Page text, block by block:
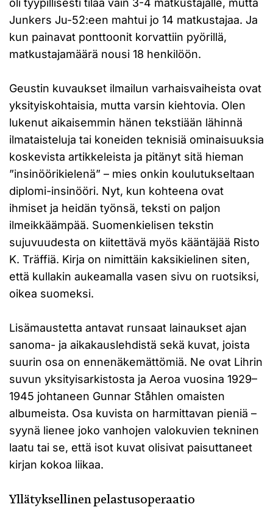
oli tyypillisesti tilaa vain 3-4 matkustajalle, mutta
Junkers Ju-52:een mahtui jo 14 matkustajaa. Ja
kun painavat ponttoonit korvattiin pyörillä,
matkustajamäärä nousi 18 henkilöön.
Geustin kuvaukset ilmailun varhaisvaiheista ovat
yksityiskohtaisia, mutta varsin kiehtovia. Olen
lukenut aikaisemmin hänen tekstiään lähinnä
ilmataisteluja tai koneiden teknisiä ominaisuuksia
koskevista artikkeleista ja pitänyt sitä hieman
”insinöörikielenä” – mies onkin koulutukseltaan
diplomi-insinööri. Nyt, kun kohteena ovat
ihmiset ja heidän työnsä, teksti on paljon
ilmeikkäämpää. Suomenkielisen tekstin
sujuvuudesta on kiitettävä myös kääntäjää Risto
K. Träffiä. Kirja on nimittäin kaksikielinen siten,
että kullakin aukeamalla vasen sivu on ruotsiksi,
oikea suomeksi.
Lisämaustetta antavat runsaat lainaukset ajan
sanoma- ja aikakauslehdistä sekä kuvat, joista
suurin osa on ennenäkemättömiä. Ne ovat Lihrin
suvun yksityisarkistosta ja Aeroa vuosina 1929–
1945 johtaneen Gunnar Ståhlen omaisten
albumeista. Osa kuvista on harmittavan pieniä –
syynä lienee joko vanhojen valokuvien tekninen
laatu tai se, että isot kuvat olisivat paisuttaneet
kirjan kokoa liikaa.
Yllätyksellinen pelastusoperaatio